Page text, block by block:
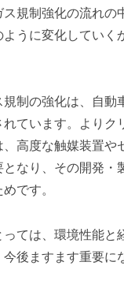
規制強化の流れの
うに変化していく
規制の強化は、自動
ています。よりク
高度な触媒装置や
なり、その開発・
です。
ては、環境性能と
後ますます重要に